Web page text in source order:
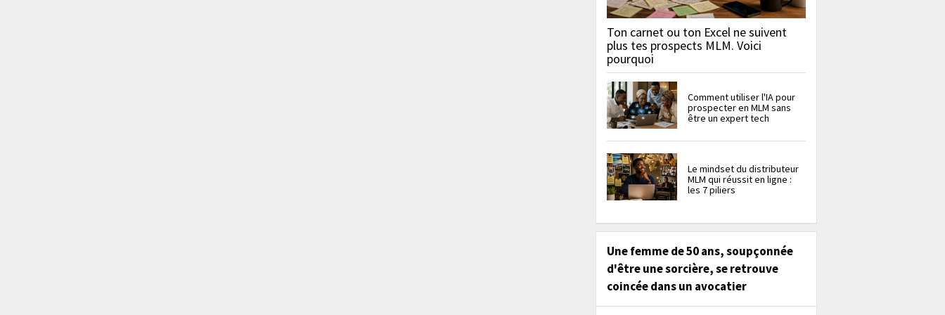
Ton carnet ou ton Excel ne suivent
plus tes prospects MLM. Voici
pourquoi
Comment utiliser l'IA pour
prospecter en MLM sans
être un expert tech
Le mindset du distributeur
MLM qui réussit en ligne :
les 7 piliers
Une femme de 50 ans, soupçonnée
d'être une sorcière, se retrouve
coincée dans un avocatier